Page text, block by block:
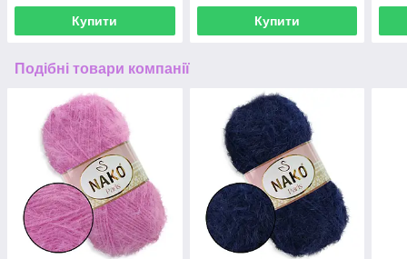
Купити Купити
Подібні товари компанії